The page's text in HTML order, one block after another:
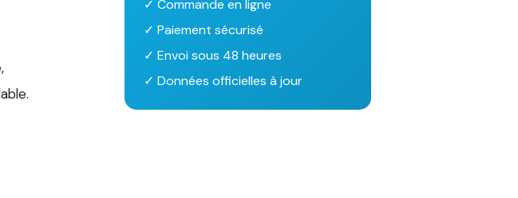
✓ Commande en ligne
✓ Paiement sécurisé
✓ Envoi sous 48 heures
✓ Données officielles à jour